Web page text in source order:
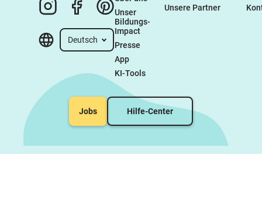
Deutsch
Unser
Bildungs-
Impact
Presse
App
KI-Tools
Unsere Partner
Jobs Hilfe-Center